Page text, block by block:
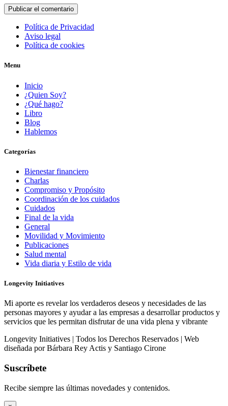
Política de Privacidad
Aviso legal
Política de cookies
Menu
Inicio
¿Quien Soy?
¿Qué hago?
Libro
Blog
Hablemos
Categorías
Bienestar financiero
Charlas
Compromiso y Propósito
Coordinación de los cuidados
Cuidados
Final de la vida
General
Movilidad y Movimiento
Publicaciones
Salud mental
Vida diaria y Estilo de vida
Longevity Initiatives
Mi aporte es revelar los verdaderos deseos y necesidades de las
personas mayores y ayudar a las empresas a desarrollar productos y
servicios que les permitan disfrutar de una vida plena y vibrante
Longevity Initiatives | Todos los Derechos Reservados | Web
diseñada por Bárbara Rey Actis y Santiago Cirone
Suscríbete
Recibe siempre las últimas novedades y contenidos.